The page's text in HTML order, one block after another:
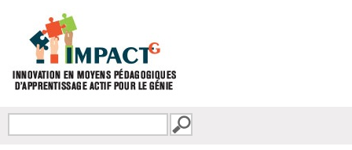
FORMULAIRE DE